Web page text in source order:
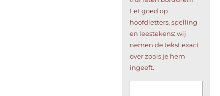
Let goed op
hoofdletters, spelling
en leestekens: wij
nemen de tekst exact
over zoals je hem
ingeeft.